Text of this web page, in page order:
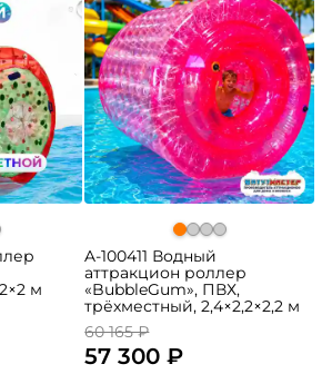
м
A-100411 Водный
аттракцион роллер
«BubbleGum», ПВХ,
трёхместный, 2,4×2,2×2,2 м
60 165 ₽
57 300 ₽